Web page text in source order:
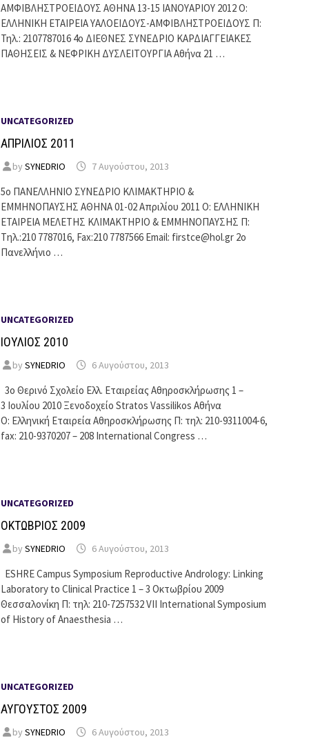
ΑΜΦΙΒΛΗΣΤΡΟΕΙΔΟΥΣ ΑΘΗΝΑ 13-15 ΙΑΝΟΥΑΡΙΟΥ 2012 Ο:
ΕΛΛΗΝΙΚΗ ΕΤΑΙΡΕΙΑ ΥΑΛΟΕΙΔΟΥΣ-ΑΜΦΙΒΛΗΣΤΡΟΕΙΔΟΥΣ Π:
Τηλ.: 2107787016 4ο ΔΙΕΘΝΕΣ ΣΥΝΕΔΡΙΟ ΚΑΡΔΙΑΓΓΕΙΑΚΕΣ
ΠΑΘΗΣΕΙΣ & ΝΕΦΡΙΚΗ ΔΥΣΛΕΙΤΟΥΡΓΙΑ Αθήνα 21 …
UNCATEGORIZED
ΑΠΡΙΛΙΟΣ 2011
bySYNEDRIO 7 Αυγούστου, 2013
5ο ΠΑΝΕΛΛΗΝΙΟ ΣΥΝΕΔΡΙΟ ΚΛΙΜΑΚΤΗΡΙΟ &
ΕΜΜΗΝΟΠΑΥΣΗΣ ΑΘΗΝΑ 01-02 Απριλίου 2011 Ο: ΕΛΛΗΝΙΚΗ
ΕΤΑΙΡΕΙΑ ΜΕΛΕΤΗΣ ΚΛΙΜΑΚΤΗΡΙΟ & ΕΜΜΗΝΟΠΑΥΣΗΣ Π:
Tηλ.:210 7787016, Fax:210 7787566 Email: firstce@hol.gr 2ο
Πανελλήνιο …
UNCATEGORIZED
ΙΟΥΛΙΟΣ 2010
bySYNEDRIO 6 Αυγούστου, 2013
3o Θερινό Σχολείο Ελλ. Εταιρείας Αθηροσκλήρωσης 1 –
3 Ιουλίου 2010 Ξενοδοχείο Stratos Vassilikos Αθήνα
Ο: Ελληνική Εταιρεία Αθηροσκλήρωσης Π: τηλ: 210-9311004-6,
fax: 210-9370207 – 208 International Congress …
UNCATEGORIZED
ΟΚΤΩΒΡΙΟΣ 2009
bySYNEDRIO 6 Αυγούστου, 2013
ESHRE Campus Symposium Reproductive Andrology: Linking
Laboratory to Clinical Practice 1 – 3 Οκτωβρίου 2009
Θεσσαλονίκη Π: τηλ: 210-7257532 VII International Symposium
of History of Anaesthesia …
UNCATEGORIZED
ΑΥΓΟΥΣΤΟΣ 2009
bySYNEDRIO 6 Αυγούστου, 2013